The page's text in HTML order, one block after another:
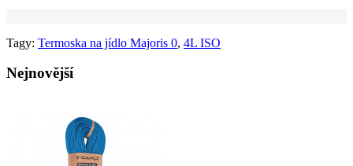
Tagy: Termoska na jídlo Majoris 0, 4L ISO
Nejnovější